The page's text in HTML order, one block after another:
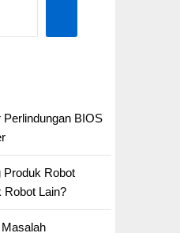
Perlindungan BIOS
Produk Robot
Robot Lain?